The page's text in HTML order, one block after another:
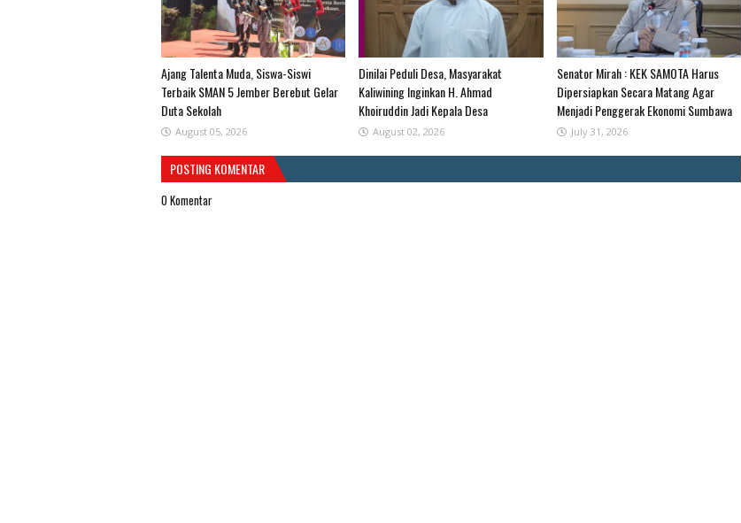
Ajang Talenta Muda, Siswa-Siswi
Terbaik SMAN 5 Jember Berebut Gelar
Duta Sekolah
August 05, 2026
Dinilai Peduli Desa, Masyarakat
Kaliwining Inginkan H. Ahmad
Khoiruddin Jadi Kepala Desa
August 02, 2026
Senator Mirah : KEK SAMOTA Harus
Dipersiapkan Secara Matang Agar
Menjadi Penggerak Ekonomi Sumbawa
July 31, 2026
POSTING KOMENTAR
0 Komentar